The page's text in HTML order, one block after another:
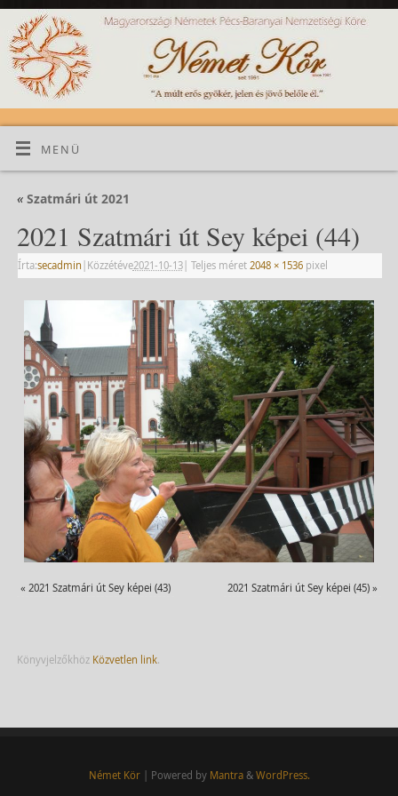
MENÜ
«Szatmári út 2021
2021 Szatmári út Sey képei (44)
Írta:secadmin | Közzétéve2021-10-13| Teljes méret 2048 × 1536pixel
« 2021 Szatmári út Sey képei (43) 2021 Szatmári út Sey képei (45) »
Könyvjelzőkhöz Közvetlen link.
Német Kör| Powered by Mantra& WordPress.